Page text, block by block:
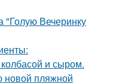
"Голую Вечеринку
колбасой и сыром.
новой пляжной